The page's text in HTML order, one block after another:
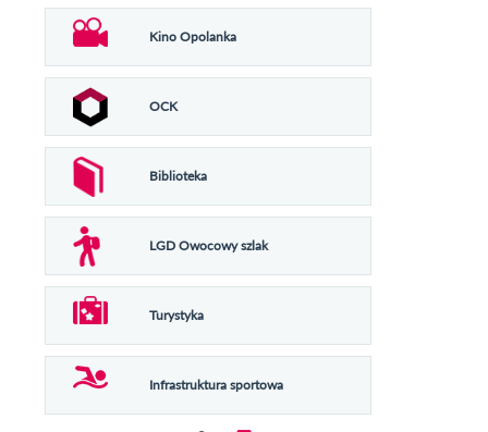
Kino Opolanka
OCK
Biblioteka
LGD Owocowy szlak
Turystyka
Infrastruktura sportowa